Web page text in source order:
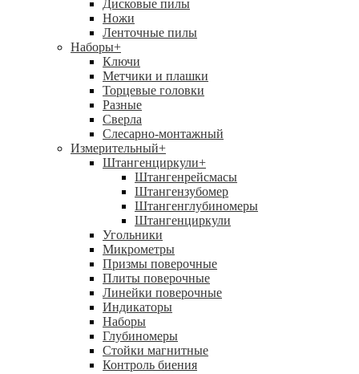
Дисковые пилы
Ножи
Ленточные пилы
Наборы+
Ключи
Метчики и плашки
Торцевые головки
Разные
Сверла
Слесарно-монтажный
Измерительный+
Штангенциркули+
Штангенрейсмасы
Штангензубомер
Штангенглубиномеры
Штангенциркули
Угольники
Микрометры
Призмы поверочные
Плиты поверочные
Линейки поверочные
Индикаторы
Наборы
Глубиномеры
Стойки магнитные
Контроль биения